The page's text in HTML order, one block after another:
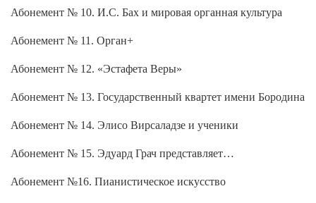
Абонемент № 10. И.С. Бах и мировая органная культура
Абонемент № 11. Орган+
Абонемент № 12. «Эстафета Веры»
Абонемент № 13. Государственный квартет имени Бородина
Абонемент № 14. Элисо Вирсаладзе и ученики
Абонемент № 15. Эдуард Грач представляет…
Абонемент №16. Пианистическое искусство